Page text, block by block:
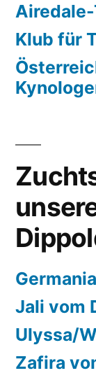
Klub für
Jali vom
Ulyssa/
Zafira